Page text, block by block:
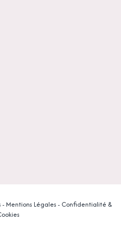
-Mentions Légales - Confidentialité &